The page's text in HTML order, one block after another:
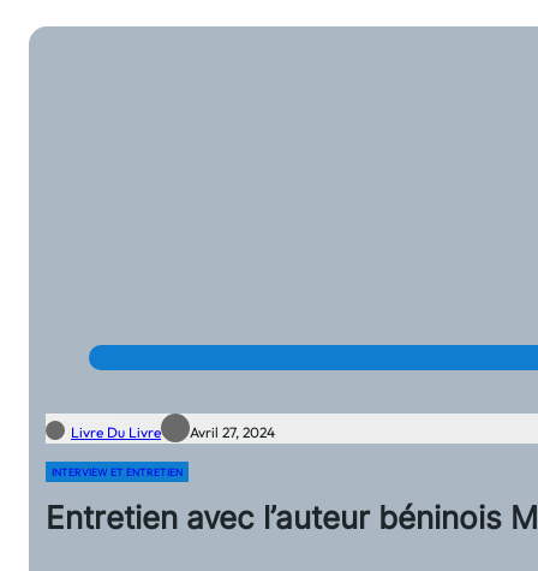
Livre Du Livre Avril 27, 2024
INTERVIEW ET ENTRETIEN
Entretien avec l’auteur béninois